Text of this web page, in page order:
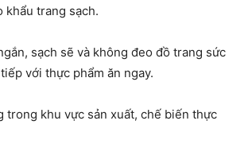
khẩu trang sạch.
sạch sẽ và không đeo đồ trang sức
với thực phẩm ăn ngay.
trong khu vực sản xuất, chế biến thực